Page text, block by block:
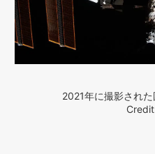
2021年に撮影され